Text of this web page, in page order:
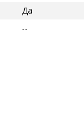
Да
--